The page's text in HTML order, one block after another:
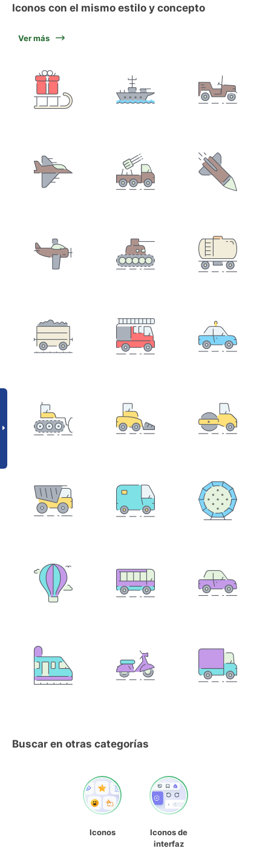
Iconos con el mismo estilo y concepto
Ver más
Buscar en otras categorías
Iconos
Iconos de
interfaz